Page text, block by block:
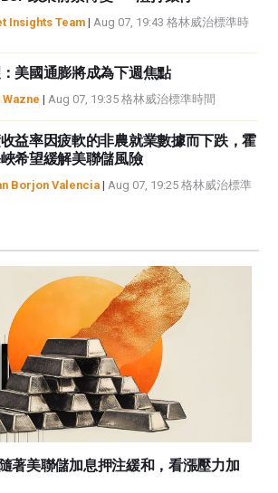
Insights Team | Aug 07, 19:43 格林威治標準時
美國通膨將成為下週焦點
| Aug 07, 19:35 格林威治標準時間
益率因疲軟的非農就業數據而下跌，霍
希望緩解美聯儲風險
Borjon Valencia| Aug 07, 19:25 格林威治標準
著美聯儲加息押注緩和，看漲壓力加